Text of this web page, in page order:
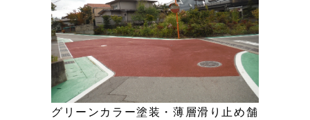
グリーンカラー塗装・薄層滑り止め舗